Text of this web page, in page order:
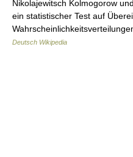
Nikolajewitsch Kolmogorow
ein statistischer Test auf
Deutsch Wikipedia